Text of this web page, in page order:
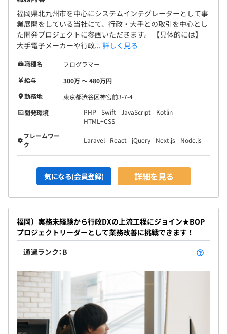
福岡県北九州市を中心にシステムインテグレーターとして事
業展開をしている当社にて、行政・大手との取引を中心とし
た開発プロジェクトに参画いただきます。 【具体的には】
大手電子メーカーや行政... 詳しく見る
職種名
プログラマー
給与
300万 〜 480万円
勤務地
東京都渋谷区神宮前3-7-4
開発環境
PHP Swift JavaScript
Kotlin
HTML+CSS
フレームワー
ク
Laravel React jQuery Next.js Node.js
気になる(会員登録) 詳細を見る
福岡）実務未経験から行政DXの上流工程にジョイン★BOP
プロジェクトリーダーとして業務改善に挑戦できます！
通過ランク：B